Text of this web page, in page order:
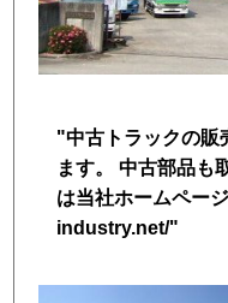
保
"中古トラックの販
ます。 中古部品も
は当社ホームペー
industry.net/"